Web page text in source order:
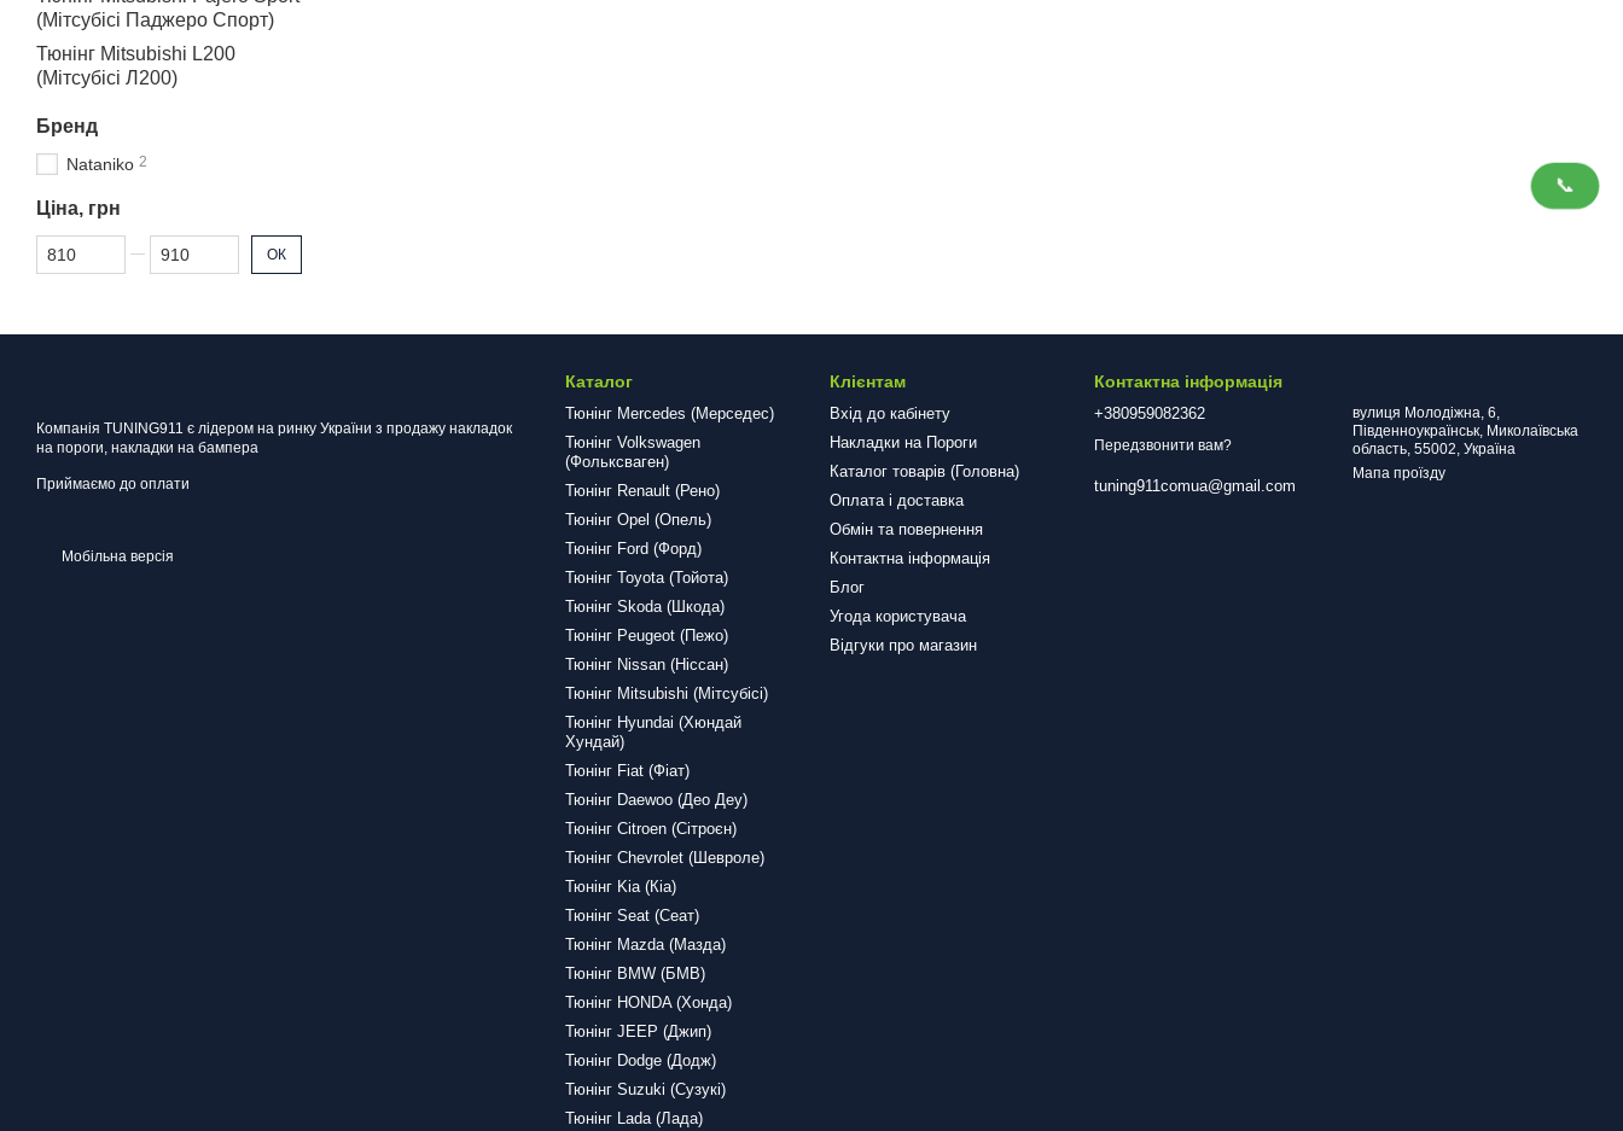
📞
(Мітсубісі Паджеро Спорт)
Тюнінг Mitsubishi L200
(Мітсубісі Л200)
Бренд
Nataniko 2
Ціна, грн
Від Ціна, грн
До Ціна, грн ОК
Компанія TUNING911 є лідером на ринку України з продажу накладок
на пороги, накладки на бампера
Приймаємо до оплати
Мобільна версія
Каталог
Тюнінг Mercedes (Мерседес)
Тюнінг Volkswagen
(Фольксваген)
Тюнінг Renault (Рено)
Тюнінг Opel (Опель)
Тюнінг Ford (Форд)
Тюнінг Toyota (Тойота)
Тюнінг Skoda (Шкода)
Тюнінг Peugeot (Пежо)
Тюнінг Nissan (Ніссан)
Тюнінг Mitsubishi (Мітсубісі)
Тюнінг Hyundai (Хюндай
Хундай)
Тюнінг Fiat (Фіат)
Тюнінг Daewoo (Део Деу)
Тюнінг Citroen (Сітроєн)
Тюнінг Chevrolet (Шевроле)
Тюнінг Kia (Кіа)
Тюнінг Seat (Сеат)
Тюнінг Mazda (Мазда)
Тюнінг BMW (БМВ)
Тюнінг HONDA (Хонда)
Тюнінг JEEP (Джип)
Тюнінг Dodge (Додж)
Тюнінг Suzuki (Сузукі)
Тюнінг Lada (Лада)
Клієнтам
Вхід до кабінету
Накладки на Пороги
Каталог товарів (Головна)
Оплата і доставка
Обмін та повернення
Контактна інформація
Блог
Угода користувача
Відгуки про магазин
Контактна інформація
+380959082362
Передзвонити вам?
tuning911comua@gmail.com
вулиця Молодіжна, 6,
Південноукраїнськ, Миколаївська
область, 55002, Україна
Мапа проїзду